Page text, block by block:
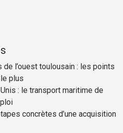
l’ouest toulousain : les points
plus
: le transport maritime de
concrètes d’une acquisition